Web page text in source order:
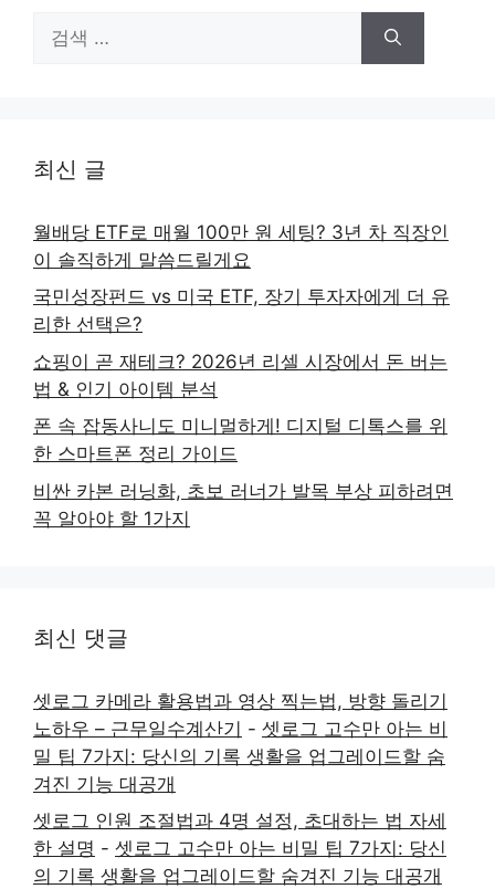
색:
최신 글
월배당 ETF로 매월 100만 원 세팅? 3년 차 직장인
이 솔직하게 말씀드릴게요
국민성장펀드 vs 미국 ETF, 장기 투자자에게 더 유
리한 선택은?
쇼핑이 곧 재테크? 2026년 리셀 시장에서 돈 버는
법 & 인기 아이템 분석
폰 속 잡동사니도 미니멀하게! 디지털 디톡스를 위
한 스마트폰 정리 가이드
비싼 카본 러닝화, 초보 러너가 발목 부상 피하려면
꼭 알아야 할 1가지
최신 댓글
셋로그 카메라 활용법과 영상 찍는법, 방향 돌리기
노하우 – 근무일수계산기 - 셋로그 고수만 아는 비
밀 팁 7가지: 당신의 기록 생활을 업그레이드할 숨
겨진 기능 대공개
셋로그 인원 조절법과 4명 설정, 초대하는 법 자세
한 설명 - 셋로그 고수만 아는 비밀 팁 7가지: 당신
의 기록 생활을 업그레이드할 숨겨진 기능 대공개